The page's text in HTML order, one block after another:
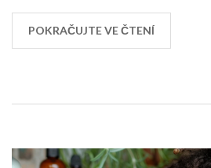
odpadu z kosmetiky a jak
zodpovědně zacházet s našimi
produkty. Jsem nadšená, že se s
POKRAČUJTE VE ČTENÍ